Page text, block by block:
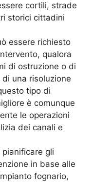
cortili, strade
storici cittadini
essere richiesto
qualora
di ostruzione o di
una risoluzione
tipo di
è comunque
le operazioni
dei canali e
gli
in base alle
fognario,